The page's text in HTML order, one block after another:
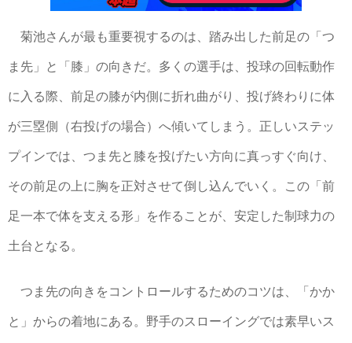
菊池さんが最も重要視するのは、踏み出した前足の「つ
ま先」と「膝」の向きだ。多くの選手は、投球の回転動作
に入る際、前足の膝が内側に折れ曲がり、投げ終わりに体
が三塁側（右投げの場合）へ傾いてしまう。正しいステッ
プインでは、つま先と膝を投げたい方向に真っすぐ向け、
その前足の上に胸を正対させて倒し込んでいく。この「前
足一本で体を支える形」を作ることが、安定した制球力の
土台となる。
つま先の向きをコントロールするためのコツは、「かか
と」からの着地にある。野手のスローイングでは素早いス